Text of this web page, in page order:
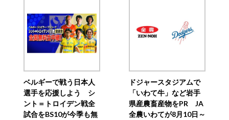
ベルギーで戦う日本人
選手を応援しよう シ
ント＝トロイデン戦全
試合をBS10が今季も無
ドジャースタジアムで
「いわて牛」など岩手
県産農畜産物をPR JA
全農いわてが8月10日～